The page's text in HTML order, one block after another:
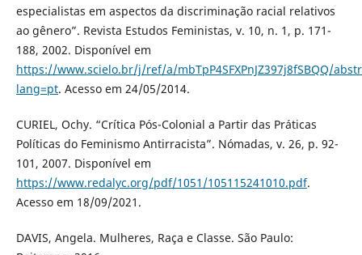
especialistas em aspectos da discriminação racial relativos
ao gênero”. Revista Estudos Feministas, v. 10, n. 1, p. 171-
188, 2002. Disponível em
https://www.scielo.br/j/ref/a/mbTpP4SFXPnJZ397j8fSBQQ/
lang=pt. Acesso em 24/05/2014.
CURIEL, Ochy. “Crítica Pós-Colonial a Partir das Práticas
Políticas do Feminismo Antirracista”. Nómadas, v. 26, p. 92-
101, 2007. Disponível em
https://www.redalyc.org/pdf/1051/105115241010.pdf.
Acesso em 18/09/2021.
DAVIS, Angela. Mulheres, Raça e Classe. São Paulo: